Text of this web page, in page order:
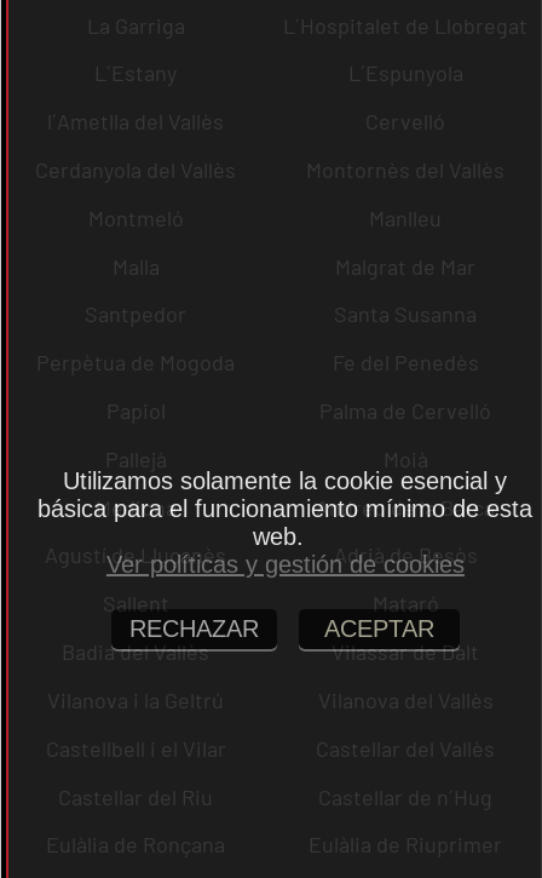
La Garriga
L´Hospitalet de Llobregat
L´Estany
L´Espunyola
l´Ametlla del Vallès
Cervelló
Cerdanyola del Vallès
Montornès del Vallès
Montmeló
Manlleu
Malla
Malgrat de Mar
Santpedor
Santa Susanna
Perpètua de Mogoda
Fe del Penedès
Papiol
Palma de Cervelló
Pallejà
Moià
Mediona
Andreu de la Barca
Agustí de Lluçanès
Adrià de Besòs
Sallent
Mataró
Badia del Vallès
Vilassar de Dalt
Vilanova i la Geltrú
Vilanova del Vallès
Castellbell i el Vilar
Castellar del Vallès
Castellar del Riu
Castellar de n´Hug
Eulàlia de Ronçana
Eulàlia de Riuprimer
Utilizamos solamente la cookie esencial y
básica para el funcionamiento mínimo de esta
web.
Ver políticas y gestión de cookies
RECHAZAR ACEPTAR